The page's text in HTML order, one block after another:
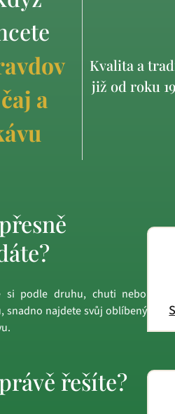
a
Kvalita a
již od roku
si podle druhu, chuti nebo
snadno najdete svůj oblíbený
řešíte?